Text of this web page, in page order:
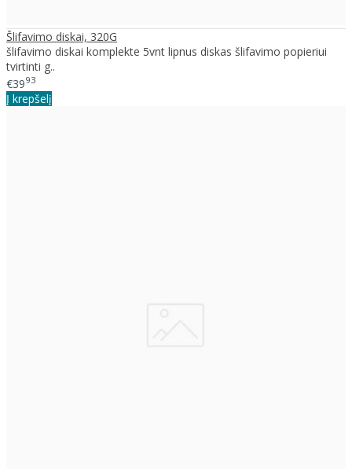
Šlifavimo diskai, 320G
šlifavimo diskai komplekte 5vnt lipnus diskas šlifavimo popieriui
tvirtinti g..
€3993
Į krepšelį